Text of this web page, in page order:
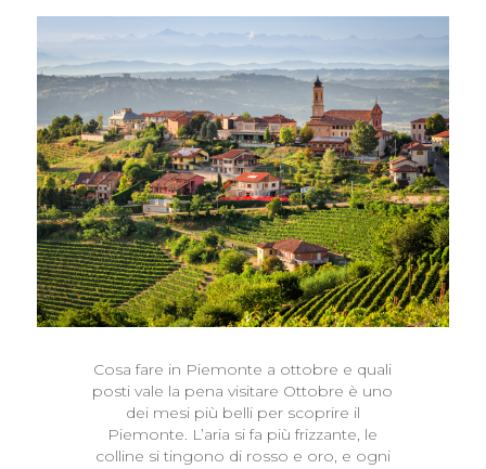
Cosa fare in Piemonte a ottobre e quali
posti vale la pena visitare Ottobre è uno
dei mesi più belli per scoprire il
Piemonte. L’aria si fa più frizzante, le
colline si tingono di rosso e oro, e ogni